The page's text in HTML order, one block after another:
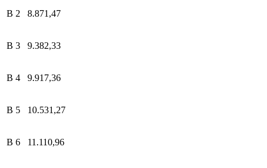
B 2 8.871,47
B 3 9.382,33
B 4 9.917,36
B 5 10.531,27
B 6 11.110,96